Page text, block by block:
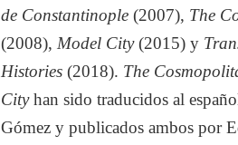
de Constantinople (2007), The
(2008), Model City(2015) y
Histories (2018). The
Cityhan sido traducidos al
Gómez y publicados ambos por